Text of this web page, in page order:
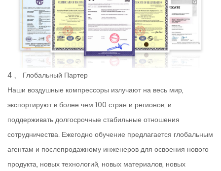
4 、 Глобальный Партер
Наши воздушные компрессоры излучают на весь мир,
экспортируют в более чем 100 стран и регионов, и
поддерживать долгосрочные стабильные отношения
сотрудничества. Ежегодно обучение предлагается глобальным
агентам и послепродажному инженеров для освоения нового
продукта, новых технологий, новых материалов, новых